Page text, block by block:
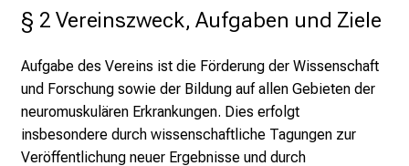
§ 2 Vereinszweck, Aufgaben und Ziele
Aufgabe des Vereins ist die Förderung der Wissenschaft
und Forschung sowie der Bildung auf allen Gebieten der
neuromuskulären Erkrankungen. Dies erfolgt
insbesondere durch wissenschaftliche Tagungen zur
Veröffentlichung neuer Ergebnisse und durch